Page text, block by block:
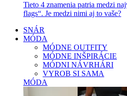
Tieto 4 znamenia patria medzi
flags“. Je medzi nimi aj to vaše?
SNÁR
MÓDA
MÓDNE OUTFITY
MÓDNE INŠPIRÁCIE
MÓDNI NÁVRHÁRI
VYROB SI SAMA
MÓDA